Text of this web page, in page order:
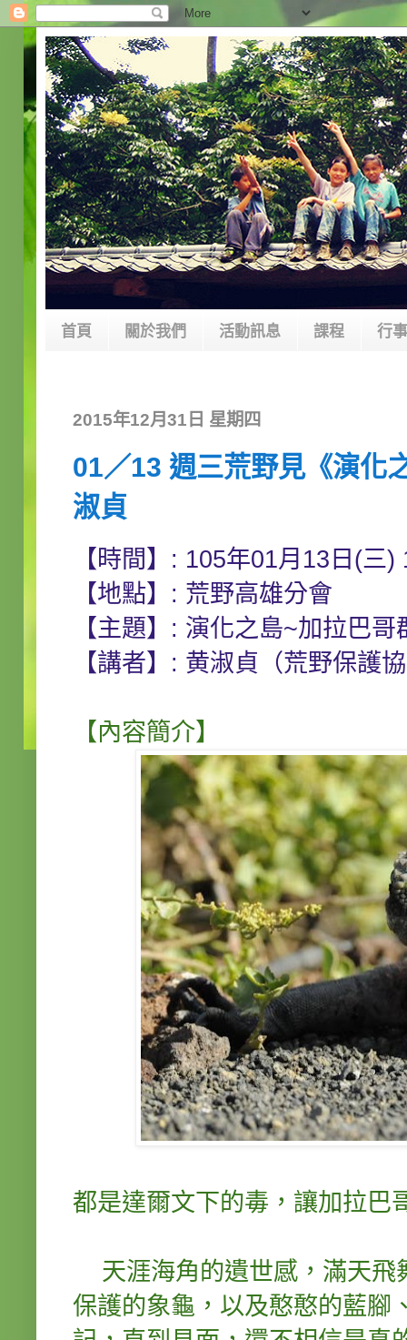
首頁 關於我們 活動訊息 課程 行
2015年12月31日 星期四
01／13 週三荒野見《演化
淑貞
【時間】: 105年01月13日(三
【地點】: 荒野高雄分會
【主題】: 演化之島~加拉巴哥
【講者】: 黄淑貞（荒野保護
【內容簡介】
都是達爾文下的毒，讓加拉
天涯海角的遺世感，滿天飛
保護的象龜，以及憨憨的藍腳